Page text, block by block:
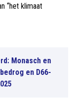
“het klimaat
Monasch en
en D66-